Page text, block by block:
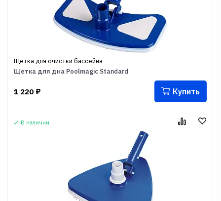
Щетка для очистки бассейна
Щетка для дна Poolmagic Standard
1 220 ₽ Купить
В наличии